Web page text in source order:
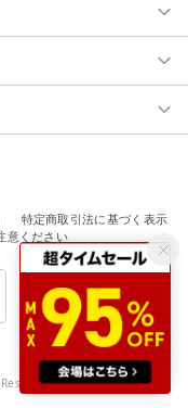
特定商取引法に基づく表示
意ください